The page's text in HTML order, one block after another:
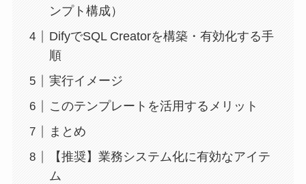
ンプト構成）
DifyでSQL Creatorを構築・有効化する手
順
実行イメージ
このテンプレートを活用するメリット
まとめ
【推奨】業務システム化に有効なアイテ
ム